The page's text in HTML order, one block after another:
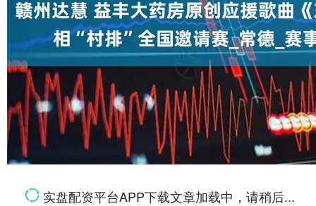
实盘配资平台APP下载文章加载中，请稍后...